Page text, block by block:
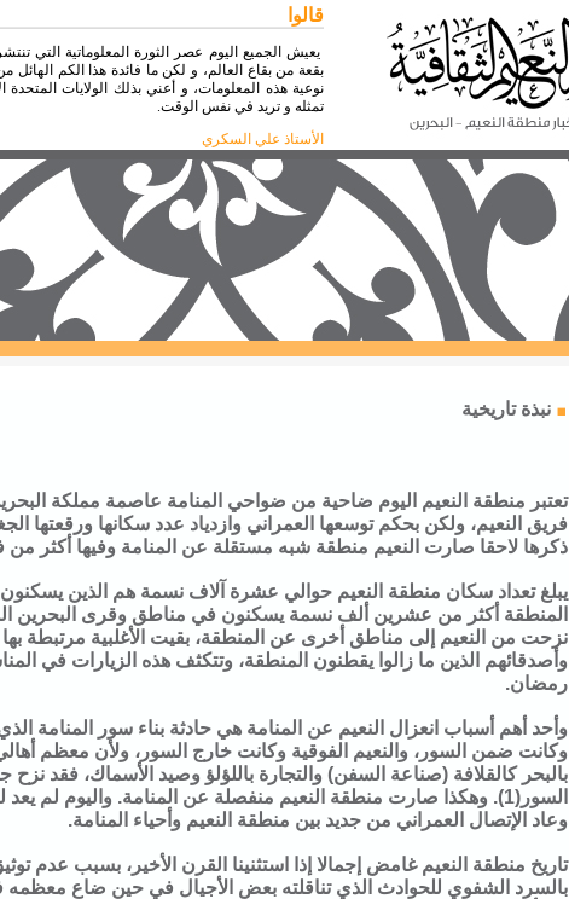
قالوا
يعيش الجميع اليوم عصر الثورة المعلوماتية التي
بقعة من بقاع العالم، و لكن ما فائدة هذا الكم
نوعية هذه المعلومات، و أعني بذلك الولايات
تمثله و تريد في نفس الوقت.
الأستاذ علي السكري
نبذة تاريخية
تعتبر منطقة النعيم اليوم ضاحية من ضواحي المنامة عاصمة مملكة
فريق النعيم، ولكن بحكم توسعها العمراني وازدياد عدد سكانها ورقعتها
ذكرها لاحقا صارت النعيم منطقة شبه مستقلة عن المنامة وفيها أكثر من
يبلغ تعداد سكان منطقة النعيم حوالي عشرة آلاف نسمة هم الذين
المنطقة أكثر من عشرين ألف نسمة يسكنون في مناطق وقرى البحرين
نزحت من النعيم إلى مناطق أخرى عن المنطقة، بقيت الأغلبية مرتبطة بها
وأصدقائهم الذين ما زالوا يقطنون المنطقة، وتتكثف هذه الزيارات في
رمضان.
وأحد أهم أسباب انعزال النعيم عن المنامة هي حادثة بناء سور المنامة
وكانت ضمن السور، والنعيم الفوقية وكانت خارج السور، ولأن معظم
بالبحر كالقلافة (صناعة السفن) والتجارة باللؤلؤ وصيد الأسماك، فقد
السور(1). وهكذا صارت منطقة النعيم منفصلة عن المنامة. واليوم لم
وعاد الإتصال العمراني من جديد بين منطقة النعيم وأحياء المنامة.
تاريخ منطقة النعيم غامض إجمالا إذا استثنينا القرن الأخير، بسبب عدم
بالسرد الشفوي للحوادث الذي تناقلته بعض الأجيال في حين ضاع